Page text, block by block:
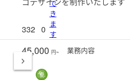
で
き
ま
す
332 0
45,000 円~ 業務内容